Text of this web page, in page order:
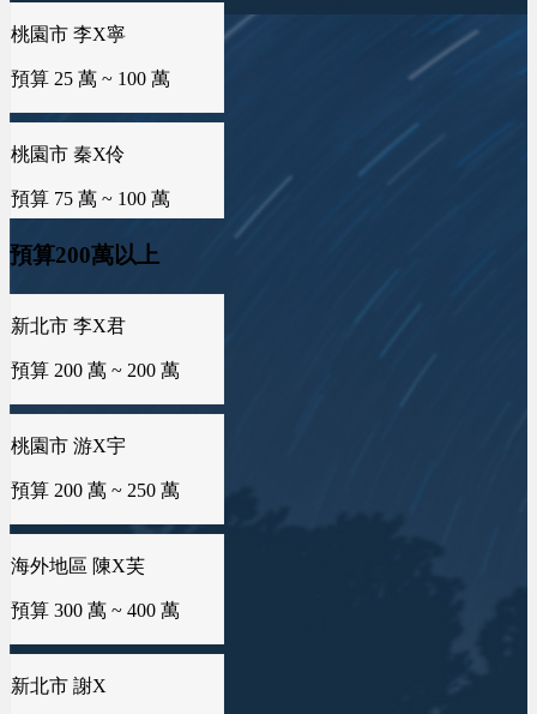
預算 25 萬 ~ 50 萬
預算 25 萬 ~ 50 萬
新北市 黃X姐
預算 25 萬 ~ 50 萬
台南市 曾X靖
預算 25 萬 ~ 50 萬
預算 50 萬 ~ 50 萬
雲林縣 林X慧
預算 25 萬 ~ 50 萬
桃園市 秦X伶
預算 75 萬 ~ 100 萬
海外地區 MXo
預算 25 萬 ~ 100 萬
預算 100 萬 ~ 150 萬
預算 100 萬 ~ 150 萬
預算 100 萬 ~ 150 萬
預算 50 萬 ~ 100 萬
預算200萬以上
新北市 李X君
預算 200 萬 ~ 200 萬
桃園市 游X宇
預算 200 萬 ~ 250 萬
海外地區 陳X芙
預算 300 萬 ~ 400 萬
新北市 謝X
預算 150 萬 ~ 250 萬
新竹縣 林X峨